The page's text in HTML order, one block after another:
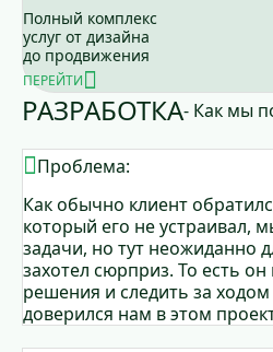
Полный комплекс
услуг от дизайна
до продвижения
ПЕРЕЙТИ
РАЗРАБОТКА- Как мы
Проблема:
Как обычно клиент
который его не устраивал,
задачи, но тут неожиданно
захотел сюрприз. То есть
решения и следить за
доверился нам в этом